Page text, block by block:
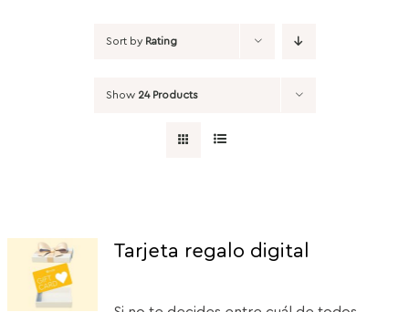
Sort by Rating
Show 24 Products
Tarjeta regalo digital